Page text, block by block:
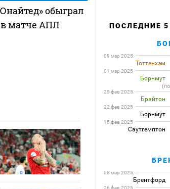
обыграл
в матче АПЛ
ПОСЛЕДНИЕ
09 мар 2025
Тоттенхэм
01 мар 2025
Борнмут
25 фев 2025
Брайтон
22 фев 2025
Борнмут
15 фев 2025
Саутгемптон
08 мар 2025
Брентфорд
26 фев 2025